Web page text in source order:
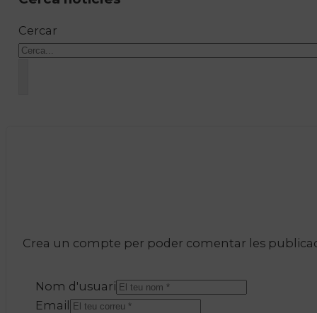
Cercar
Crea un compte per poder comentar les
Nom d'usuari
Email